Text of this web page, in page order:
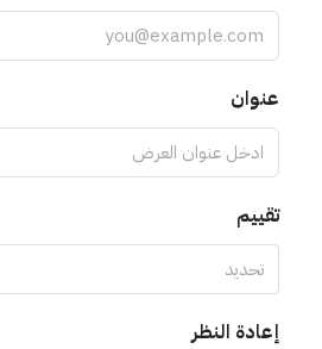
عنوان
تقييم
تحديد
إعادة النظر